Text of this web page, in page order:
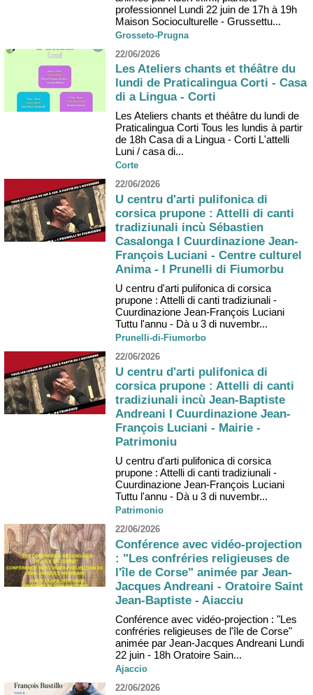
professionnel Lundi 22 juin de 17h à 19h
Maison Socioculturelle - Grussettu...
Grosseto-Prugna
22/06/2026
Les Ateliers chants et théâtre du
lundi de Praticalingua Corti - Casa
di a Lingua - Corti
Les Ateliers chants et théâtre du lundi de
Praticalingua Corti Tous les lundis à partir
de 18h Casa di a Lingua - Corti L'attelli
Luni / casa di...
Corte
22/06/2026
U centru d'arti pulifonica di
corsica prupone : Attelli di canti
tradiziunali incù Sébastien
Casalonga I Cuurdinazione Jean-
François Luciani - Centre culturel
Anima - I Prunelli di Fiumorbu
U centru d'arti pulifonica di corsica
prupone : Attelli di canti tradiziunali -
Cuurdinazione Jean-François Luciani
Tuttu l'annu - Dà u 3 di nuvembr...
Prunelli-di-Fiumorbo
22/06/2026
U centru d'arti pulifonica di
corsica prupone : Attelli di canti
tradiziunali incù Jean-Baptiste
Andreani I Cuurdinazione Jean-
François Luciani - Mairie -
Patrimoniu
U centru d'arti pulifonica di corsica
prupone : Attelli di canti tradiziunali -
Cuurdinazione Jean-François Luciani
Tuttu l'annu - Dà u 3 di nuvembr...
Patrimonio
22/06/2026
Conférence avec vidéo-projection
: "Les confréries religieuses de
l'île de Corse" animée par Jean-
Jacques Andreani - Oratoire Saint
Jean-Baptiste - Aiacciu
Conférence avec vidéo-projection : "Les
confréries religieuses de l'île de Corse"
animée par Jean-Jacques Andreani Lundi
22 juin - 18h Oratoire Sain...
Ajaccio
22/06/2026